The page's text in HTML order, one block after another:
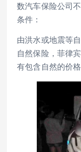
数汽车保险公司
条件：
由洪水或地震等
自然保险，菲律
有包含自然的价